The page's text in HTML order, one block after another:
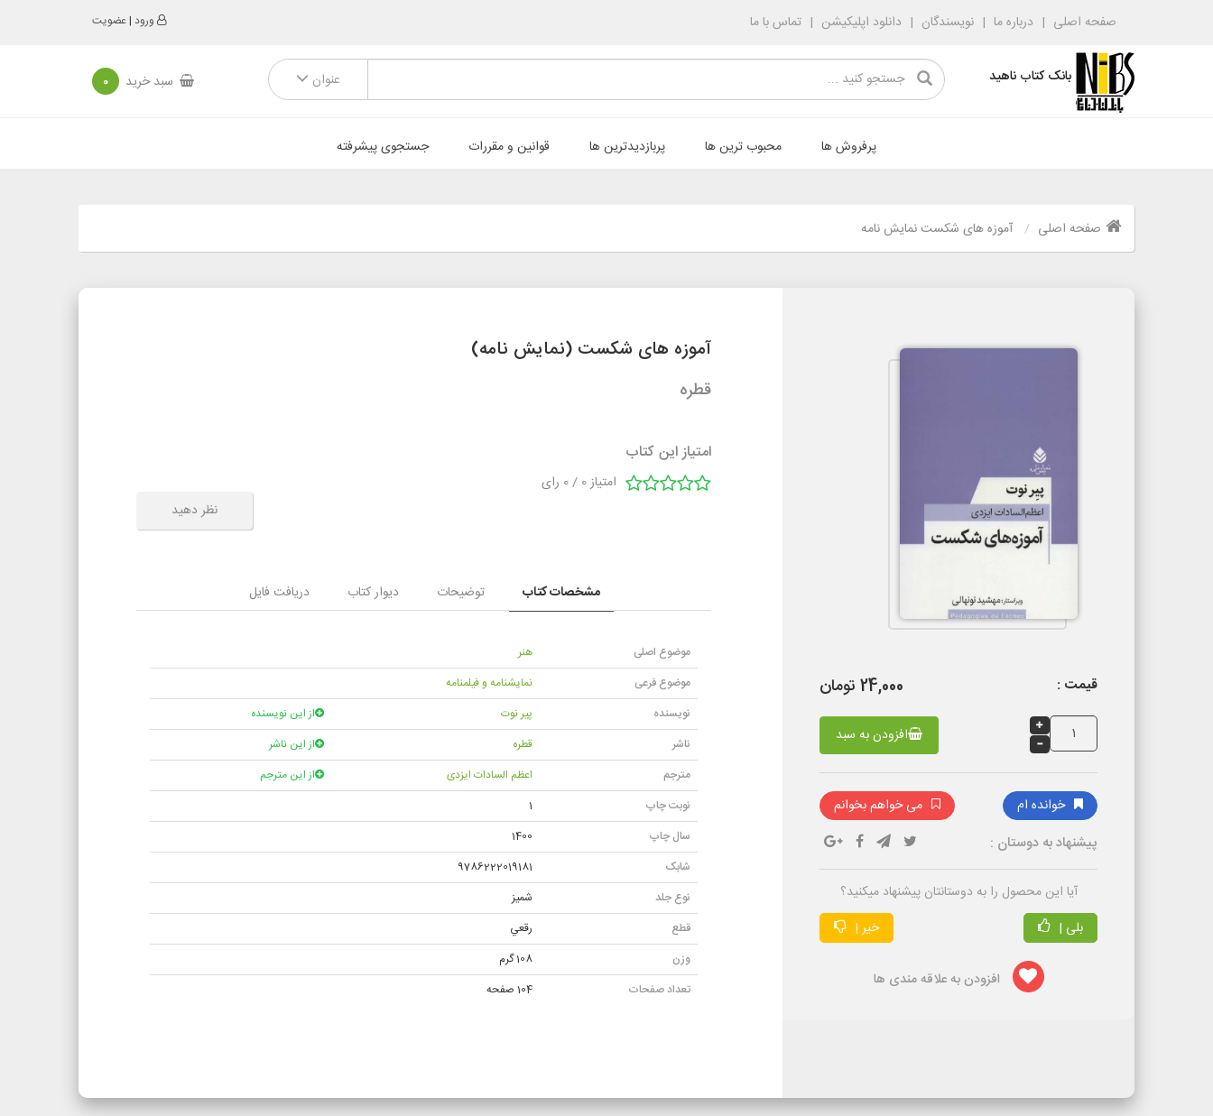
صفحه اصلی درباره ما نویسندگان دانلود اپلیکیشن تماس با ما ورود |عضویت
بانک کتاب ناهید عنوان سبد خرید 0
پرفروش ها محبوب ترین ها پربازدیدترین ها قوانین و مقررات جستجوی پیشرفته
صفحه اصلی آموزه های شکست نمایش نامه
قیمت : 24,000 تومان
افزودن به سبد
خوانده ام می خواهم بخوانم
پیشنهاد به دوستان :
آیا این محصول را به دوستانتان پیشنهاد میکنید؟
بلی |
خیر |
افزودن به علاقه مندی ها
آموزه های شکست (نمایش نامه)
قطره
امتیاز این کتاب
امتیاز0
/
0 رای
نظر دهید
مشخصات کتاب توضیحات دیوار کتاب دریافت فایل
موضوع اصلی
هنر
موضوع فرعی
نمایشنامه و فیلمنامه
نویسنده
پیر نوت
از این نویسنده
ناشر
قطره
از این ناشر
مترجم
اعظم السادات ایزدی
از این مترجم
نوبت چاپ
1
سال چاپ
1400
شابک
9786222019181
نوع جلد
شميز
قطع
رقعي
وزن
108 گرم
تعداد صفحات
104 صفحه